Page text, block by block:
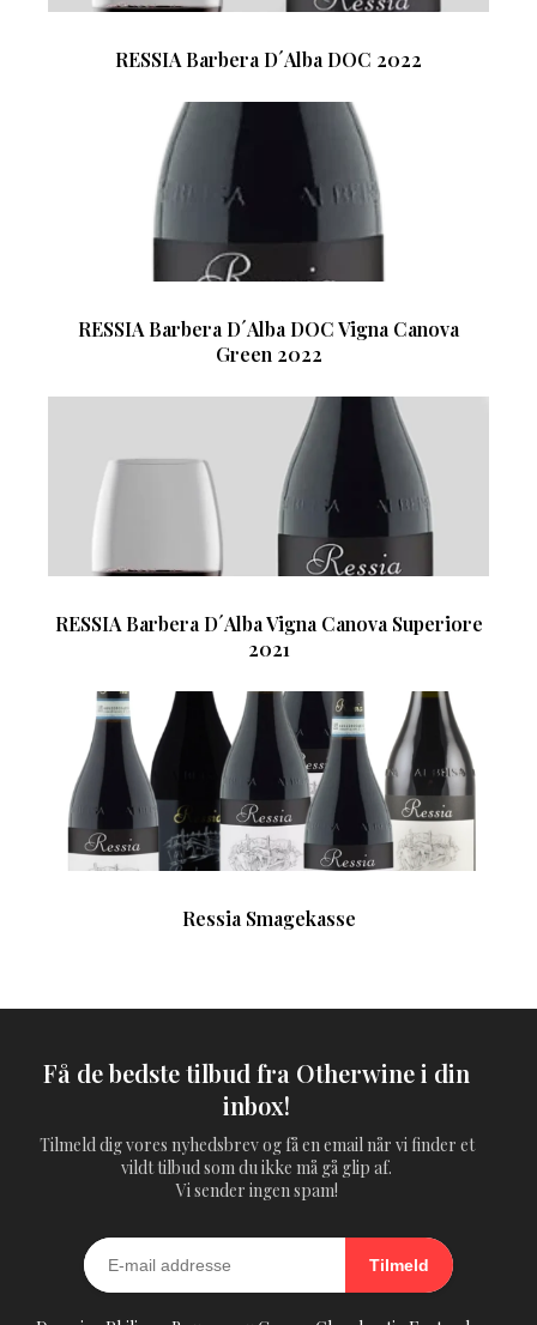
RESSIA Barbera D´Alba DOC 2022
RESSIA Barbera D´Alba DOC Vigna Canova
Green 2022
RESSIA Barbera D´Alba Vigna Canova Superiore
2021
Ressia Smagekasse
Få de bedste tilbud fra Otherwine i din
inbox!
Tilmeld dig vores nyhedsbrev og få en email når vi finder et
vildt tilbud som du ikke må gå glip af.
Vi sender ingen spam!
Tilmeld